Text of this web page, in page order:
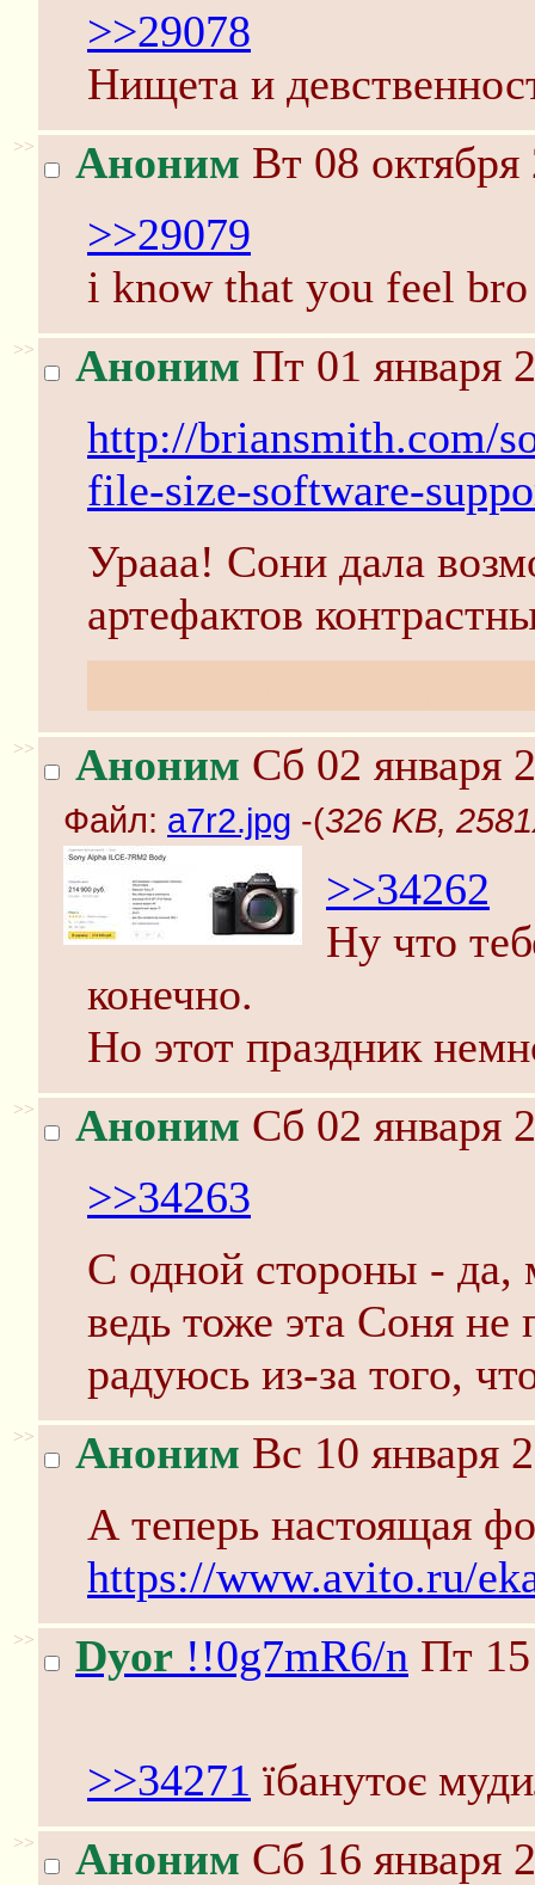
>>29078
Нищета и
>> Аноним Вт 08
>>29079
i know that you feel bro
>> Аноним Пт 01 января
http://briansmith.com/
file-size-software-
Урааа! Сони дала
артефактов
>> Аноним Сб 02 января
Файл: a7r2.jpg -(326 KB,
>>34262
Ну что
конечно.
Но этот праздник
>> Аноним Сб 02 января
>>34263
С одной стороны -
ведь тоже эта Соня
радуюсь из-за того,
>> Аноним Вс 10 января
А теперь настоящая
https://www.avito.ru/
>> Dyor !!0g7mR6/n Пт
>>34271 ïбанутоє
>> Аноним Сб 16 января